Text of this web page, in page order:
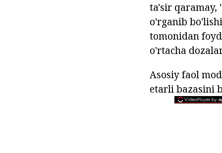
ta'sir qaramay,
o'rganib
tomonidan
o'rtacha
Asosiy faol
etarli bazasini